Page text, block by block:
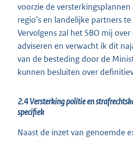
voorzie de
regio’s en landelijke partners
Vervolgens zal het SBO mij
adviseren en verwacht ik dit
van de besteding door de
kunnen besluiten over
2.4 Versterking politie en
specifiek
Naast de inzet van genoemde